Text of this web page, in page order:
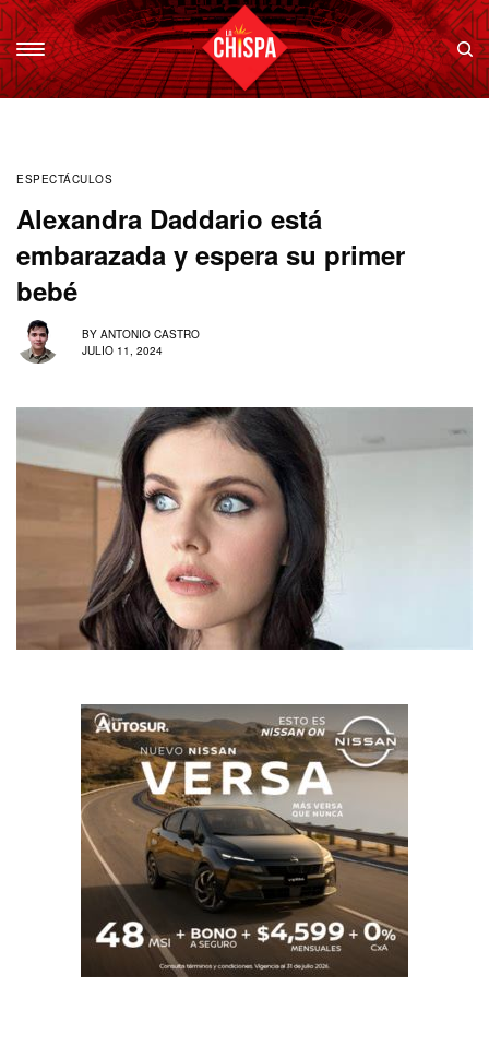
ESPECTÁCULOS
Alexandra Daddario está
embarazada y espera su primer
bebé
BY ANTONIO CASTRO
JULIO 11, 2024